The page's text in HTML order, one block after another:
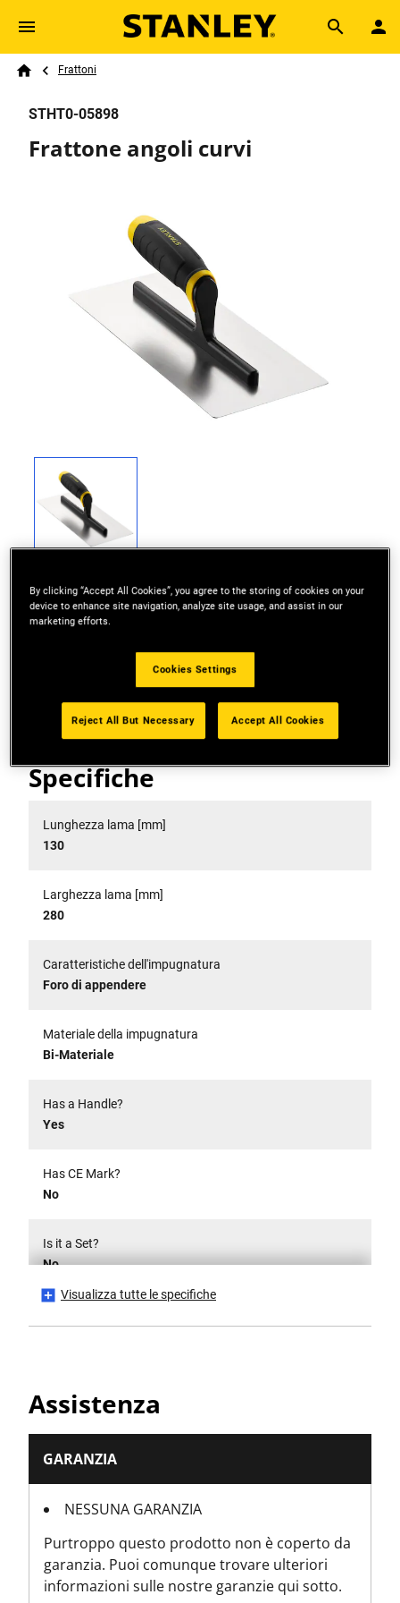
Skip to main content
Search
Breadcrumb
Frattoni
STHT0-05898
Frattone angoli curvi
Supporto leggero e molto resistente. Impugnatura
comfort bi-material.
Specifiche
Lunghezza lama [mm]
130
Larghezza lama [mm]
280
Caratteristiche dell'impugnatura
Foro di appendere
Materiale della impugnatura
Bi-Materiale
Has a Handle?
Yes
Has CE Mark?
No
Is it a Set?
No
3.93701
Altezza prodotto [mm]
12.1
Lunghezza del prodotto [mm]
Visualizza tutte le specifiche
Assistenza
GARANZIA
NESSUNA GARANZIA
Purtroppo questo prodotto non è coperto da
garanzia. Puoi comunque trovare ulteriori
informazioni sulle nostre garanzie qui sotto.
By clicking “Accept All Cookies”, you agree to the storing of cookies on your
device to enhance site navigation, analyze site usage, and assist in our
marketing efforts.
Cookies Settings
Reject All But Necessary Accept All Cookies